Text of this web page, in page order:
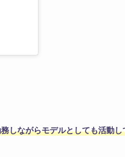
しながらモデルとしても活動し